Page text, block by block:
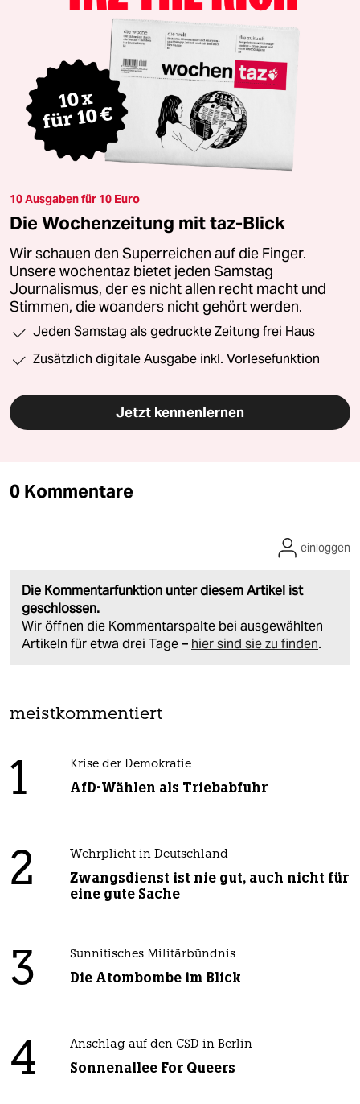
10 Ausgaben für 10 Euro
Die Wochenzeitung mit taz-Blick
Wir schauen den Superreichen auf die Finger.
Unsere wochentaz bietet jeden Samstag
Journalismus, der es nicht allen recht macht und
Stimmen, die woanders nicht gehört werden.
Jeden Samstag als gedruckte Zeitung frei Haus
Zusätzlich digitale Ausgabe inkl. Vorlesefunktion
Jetzt kennenlernen
0 Kommentare
Die Kommentarfunktion unter diesem Artikel ist
geschlossen.
Wir öffnen die Kommentarspalte bei ausgewählten
Artikeln für etwa drei Tage – hier sind sie zu finden.
einloggen
meistkommentiert
1 Krise der Demokratie
AfD-Wählen als Triebabfuhr
2 Wehrplicht in Deutschland
Zwangsdienst ist nie gut, auch nicht für
eine gute Sache
3 Sunnitisches Militärbündnis
Die Atombombe im Blick
4 Anschlag auf den CSD in Berlin
Sonnenallee For Queers